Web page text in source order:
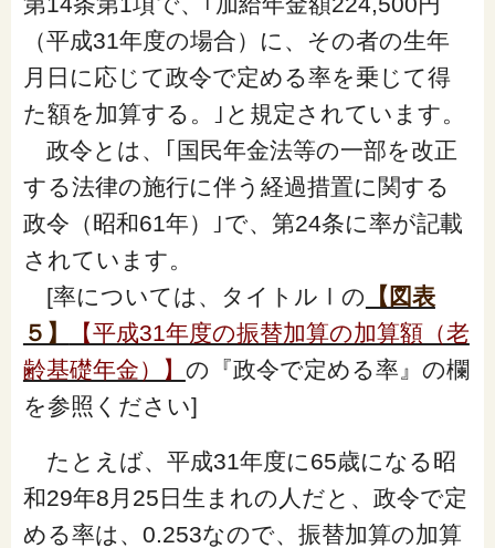
（平成31年度の場合）に、その者の生年
月日に応じて政令で定める率を乗じて得
た額を加算する。｣と規定されています。
政令とは、｢国民年金法等の一部を改正
する法律の施行に伴う経過措置に関する
政令（昭和61年）｣で、第24条に率が記載
されています。
[率については、タイトルⅠの 【図表
５】
【平成31年度の振替加算の加算額（老
齢基礎年金）】 の『政令で定める率』の欄
を参照ください]
たとえば、平成31年度に65歳になる昭
和29年8月25日生まれの人だと、政令で定
める率は、0.253なので、振替加算の加算